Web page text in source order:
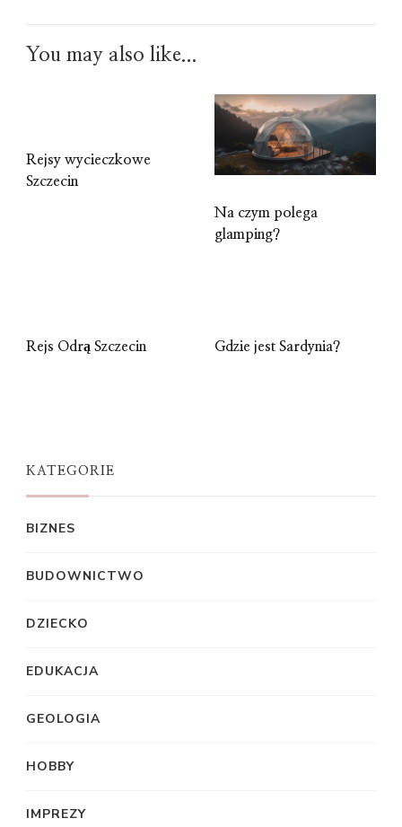
You may also like...
Rejsy wycieczkowe
Szczecin
Na czym polega
glamping?
Rejs Odrą Szczecin Gdzie jest Sardynia?
KATEGORIE
BIZNES
BUDOWNICTWO
DZIECKO
EDUKACJA
GEOLOGIA
HOBBY
IMPREZY